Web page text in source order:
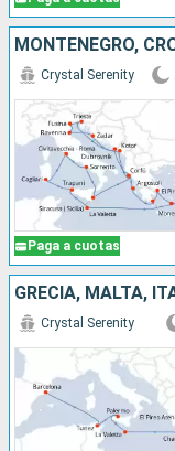
Paga a cuotas
Crystal Serenity
GRECIA, MALTA,
Crystal Serenity